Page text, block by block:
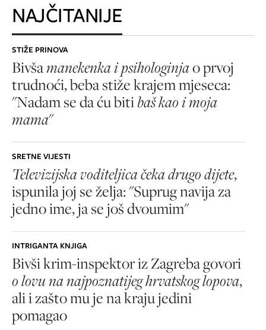
NAJČITANIJE
STIŽE PRINOVA
Bivšamanekenka i psihologinjao prvoj
trudnoći, beba stiže krajem mjeseca:
"Nadam se da ću bitibaš kao i moja
mama"
SRETNE VIJESTI
Televizijska voditeljica čeka drugo dijete,
ispunila joj se želja: "Suprug navija za
jedno ime, ja se još dvoumim"
INTRIGANTA KNJIGA
Bivši krim-inspektor iz Zagreba govori
o lovu na najpoznatijeg hrvatskog lopova,
ali i zašto mu je na kraju jedini
pomagao